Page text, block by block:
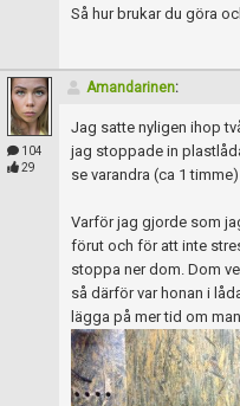
Så hur brukar du göra
104
29
Amandarinen:
Jag satte nyligen ihop
jag stoppade in
se varandra (ca 1
Varför jag gjorde som
förut och för att inte
stoppa ner dom. Dom
så därför var honan i
lägga på mer tid om